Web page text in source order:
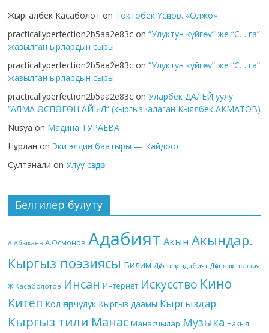
Жыргалбек Касаболот on Токтобек Үсөнов. «Олжо»
practicallyperfection2b5aa2e83c on“Улуктун күйгөнү” же “С… га”
жазылган ырлардын сыры
practicallyperfection2b5aa2e83c on“Улуктун күйгөнү” же “С… га”
жазылган ырлардын сыры
practicallyperfection2b5aa2e83c onУларбек ДАЛЕЙ уулу.
“АЛМА ӨСПӨГӨН АЙЫЛ” (кыргызчалаган Кыялбек АКМАТОВ)
Nusya on Мадина ТУРАЕВА
Нұрлан on Эки элдин баатыры — Кайдоол
Султанали onУлуу сөздөр
Белгилер булуту
А.Абыкаев А.Осмонов Адабият Акын Акындар.
Кыргыз поэзиясы Билим Дүйнөлүк адабият Дүйнөлүк поэзия
Ж.Касаболотов Инсан Интернет Искусство Кино
Китеп Кол өнөрчүлүк Кыргыз даамы Кыргыздар
Кыргыз тили Манас Манасчылар Музыка Накыл